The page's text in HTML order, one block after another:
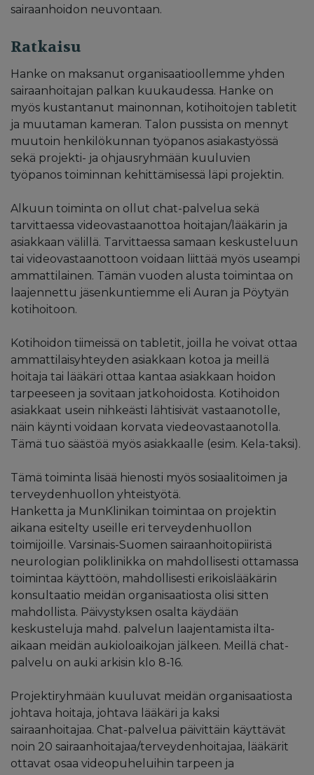
sairaanhoidon neuvontaan.
Ratkaisu
Hanke on maksanut organisaatioollemme yhden
sairaanhoitajan palkan kuukaudessa. Hanke on
myös kustantanut mainonnan, kotihoitojen tabletit
ja muutaman kameran. Talon pussista on mennyt
muutoin henkilökunnan työpanos asiakastyössä
sekä projekti- ja ohjausryhmään kuuluvien
työpanos toiminnan kehittämisessä läpi projektin.
Alkuun toiminta on ollut chat-palvelua sekä
tarvittaessa videovastaanottoa hoitajan/lääkärin ja
asiakkaan välillä. Tarvittaessa samaan keskusteluun
tai videovastaanottoon voidaan liittää myös useampi
ammattilainen. Tämän vuoden alusta toimintaa on
laajennettu jäsenkuntiemme eli Auran ja Pöytyän
kotihoitoon.
Kotihoidon tiimeissä on tabletit, joilla he voivat ottaa
ammattilaisyhteyden asiakkaan kotoa ja meillä
hoitaja tai lääkäri ottaa kantaa asiakkaan hoidon
tarpeeseen ja sovitaan jatkohoidosta. Kotihoidon
asiakkaat usein nihkeästi lähtisivät vastaanotolle,
näin käynti voidaan korvata viedeovastaanotolla.
Tämä tuo säästöä myös asiakkaalle (esim. Kela-taksi).
Tämä toiminta lisää hienosti myös sosiaalitoimen ja
terveydenhuollon yhteistyötä.
Hanketta ja MunKlinikan toimintaa on projektin
aikana esitelty useille eri terveydenhuollon
toimijoille. Varsinais-Suomen sairaanhoitopiiristä
neurologian poliklinikka on mahdollisesti ottamassa
toimintaa käyttöön, mahdollisesti erikoislääkärin
konsultaatio meidän organisaatiosta olisi sitten
mahdollista. Päivystyksen osalta käydään
keskusteluja mahd. palvelun laajentamista ilta-
aikaan meidän aukioloaikojan jälkeen. Meillä chat-
palvelu on auki arkisin klo 8-16.
Projektiryhmään kuuluvat meidän organisaatiosta
johtava hoitaja, johtava lääkäri ja kaksi
sairaanhoitajaa. Chat-palvelua päivittäin käyttävät
noin 20 sairaanhoitajaa/terveydenhoitajaa, lääkärit
ottavat osaa videopuheluihin tarpeen ja